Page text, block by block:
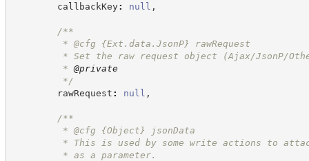
callbackKey: null ,
/**
* @cfg {Ext.data.JsonP}
rawRequest
* Set the raw request object (Ajax/JsonP/
* @private
*/
rawRequest : null ,
/**
* @cfg {Object}
jsonData
* This is used by some write actions to attach
* as a parameter.